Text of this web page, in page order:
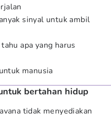
sinyal untuk ambil
apa yang harus
manusia
bertahan hidup
tidak menyediakan